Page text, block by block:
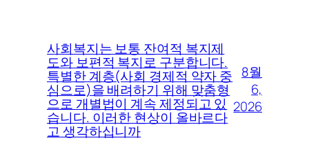
사회복지는 보통 잔여적 복지제
도와 보편적 복지로 구분합니다.
특별한 계층(사회 경제적 약자 중
심으로)을 배려하기 위해 맞춤형
으로 개별법이 계속 제정되고 있
습니다. 이러한 현상이 올바르다
고 생각하십니까
8월
6,
2026